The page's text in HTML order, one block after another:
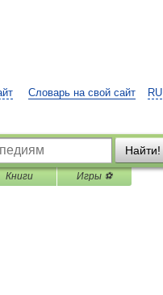
RU
Словарь на свой сайт
Найти!
Книги Игры ⚽